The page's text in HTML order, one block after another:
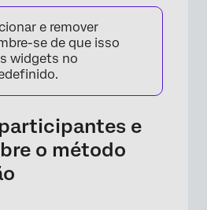
e remover
se de que isso
widgets no
e
o método